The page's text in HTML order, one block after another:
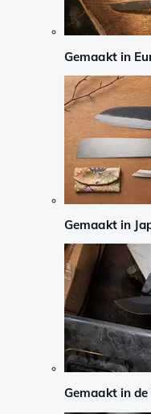
Gemaakt in
Gemaakt in
Gemaakt in